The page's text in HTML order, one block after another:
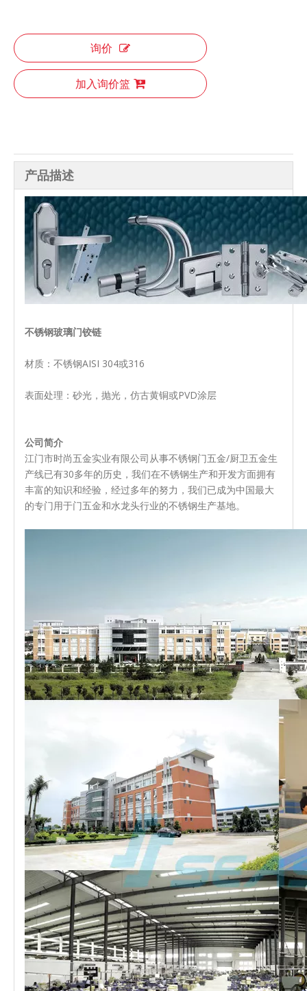
询价
加入询价篮
产品描述
不锈钢玻璃门铰链
材质：不锈钢AISI 304或316
表面处理：砂光，抛光，仿古黄铜或PVD涂层
公司简介
江门市时尚五金实业有限公司从事不锈钢门五金/厨卫五金生
产线已有30多年的历史，我们在不锈钢生产和开发方面拥有
丰富的知识和经验，经过多年的努力，我们已成为中国最大
的专门用于门五金和水龙头行业的不锈钢生产基地。